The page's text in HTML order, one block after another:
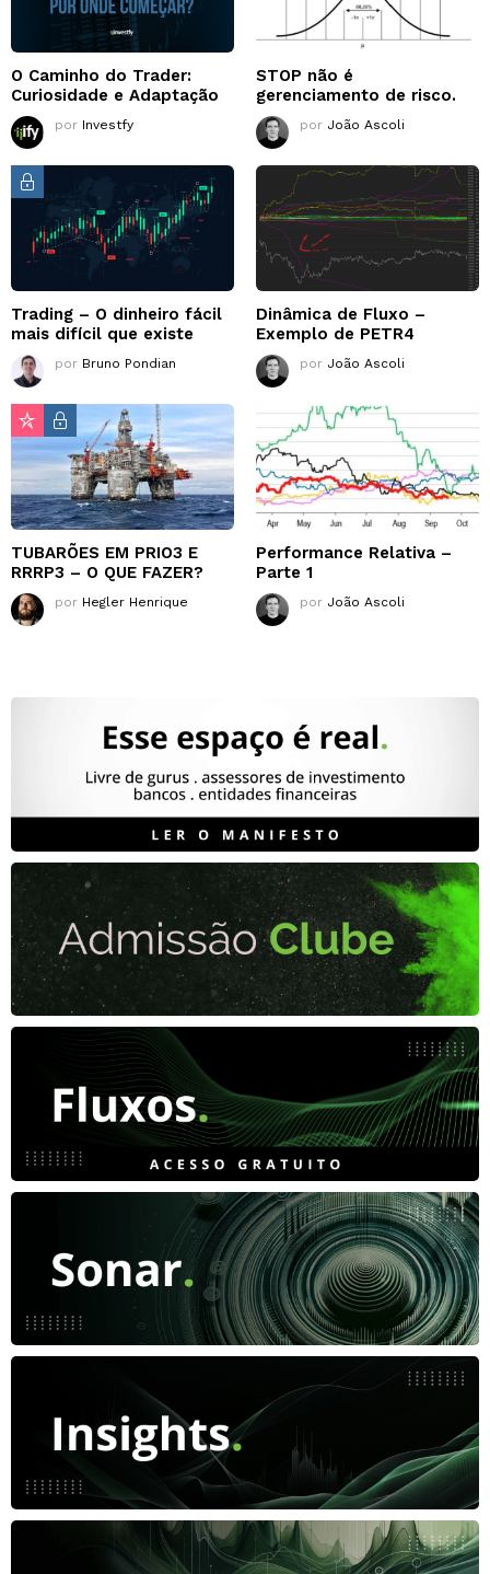
O Caminho do Trader:
Curiosidade e Adaptação
por Investfy
STOP não é
gerenciamento de risco.
por João Ascoli
Trading – O dinheiro fácil
mais difícil que existe
por Bruno Pondian
Dinâmica de Fluxo –
Exemplo de PETR4
por João Ascoli
TUBARÕES EM PRIO3 E
RRRP3 – O QUE FAZER?
por Hegler Henrique
Performance Relativa –
Parte 1
por João Ascoli